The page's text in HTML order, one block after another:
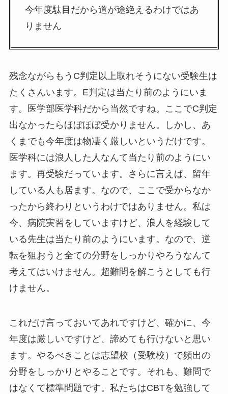
今年度駄目だから道が途絶えるわけではあ
りません
残念ながらもうC判定以上取れそうにない受験生は
たくさんいます。E判定は当たり前のようにいま
す。医学部医学科だから当然ですね。ここでC判定
出なかったらほぼほぼ受かりません。しかし、あ
くまでも今年度は物凄く厳しいというだけです。
医学科には浪人した人なんて当たり前のようにい
ます。再受験だっています。さらに言えば、留年
している人も居ます。なので、ここで受からなか
ったから終わりというわけではありません。私は
今、病院実習をしていますけど、浪人を経験して
いる先生は当たり前のようにいます。なので、逆
転を狙おうと全ての分野をしっかりやろうなんて
考えてはいけません。超難問を解こうとしても行
けません。
これだけ言っておいてあれですけど、確かに、今
年度は厳しいですけど、諦めても行けないと思い
ます。やるべきことは志望校（受験校）で頻出の
分野をしっかりとやることです。それも、難問で
はなくて標準問題です。私たちはCBTを勉強して